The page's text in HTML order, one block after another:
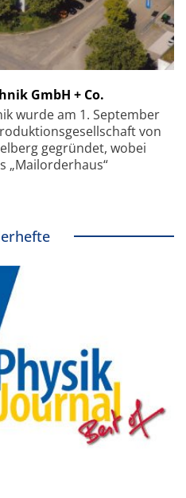
GmbH + Co.
wurde am 1. September
von
gegründet, wobei
„Mailorderhaus“